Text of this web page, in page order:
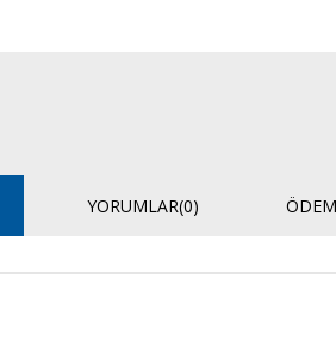
YORUMLAR(0)